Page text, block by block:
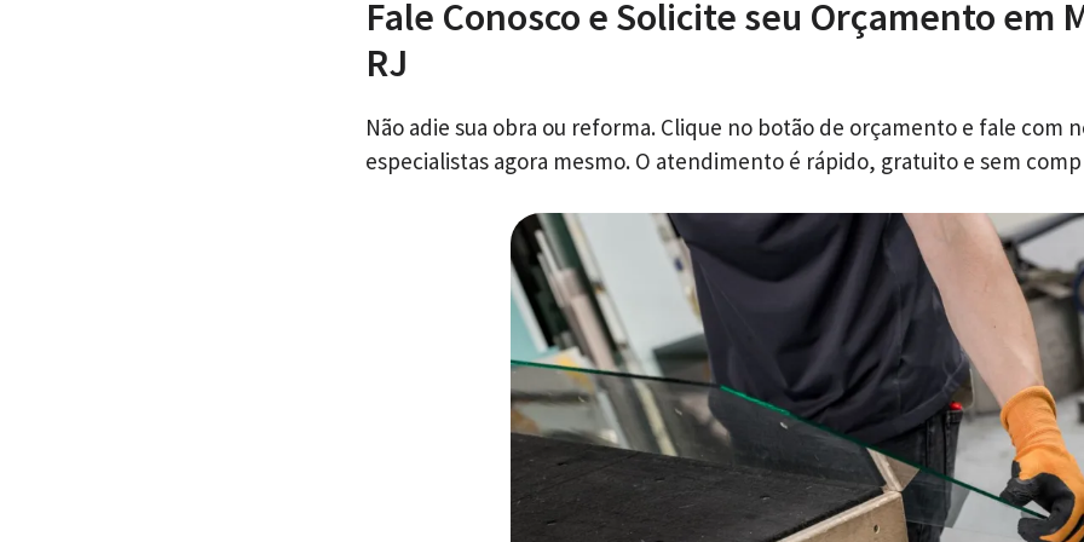
Fale Conosco e Solicite seu Orçamento em
RJ
Não adie sua obra ou reforma. Clique no botão de orçamento e fale com
especialistas agora mesmo. O atendimento é rápido, gratuito e sem